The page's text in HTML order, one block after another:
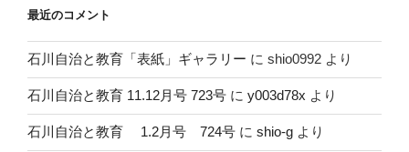
最近のコメント
石川自治と教育「表紙」ギャラリー に shio0992 より
石川自治と教育 11.12月号 723号 に y003d78x より
石川自治と教育 1.2月号 724号 に shio-g より